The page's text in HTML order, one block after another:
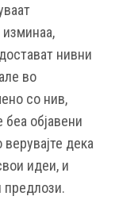
нивни
во
со нив,
објавени
дека
идеи, и
предлози.